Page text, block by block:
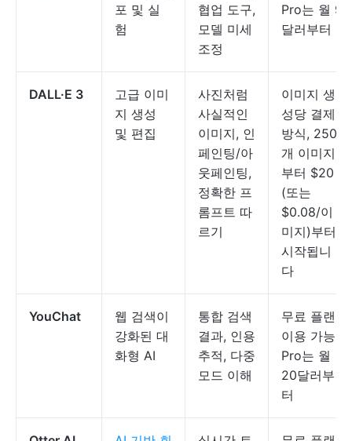
포 및 실
험
협업 도구,
모델 미세
조정
Pro는 월 9
달러부터
DALL·E 3
고급 이미
지 생성
및 편집
사진처럼
사실적인
이미지, 인
페인팅/아
웃페인팅,
정확한 프
롬프트 따
르기
이미지 생
성당 결제
방식, 250
개 이미지
부터 $20
(또는
$0.08/이
미지)부터
시작됩니
다
YouChat
웹 검색이
강화된 대
화형 AI
통합 검색
결과, 인용
추적, 다중
모드 이해
무료 플랜
이용 가능,
Pro는 월
20달러부
터